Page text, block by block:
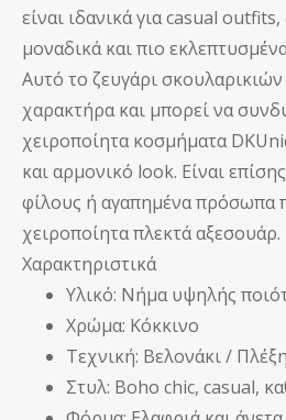
είναι ιδανικά για casual
μοναδικά και πιο
Αυτό το ζευγάρι
χαρακτήρα και μπορεί να
χειροποίητα κοσμήματα
και αρμονικό look. Είναι
φίλους ή αγαπημένα πρόσωπα
χειροποίητα πλεκτά αξεσουάρ.
Χαρακτηριστικά
Υλικό: Νήμα υψηλής
Χρώμα: Κόκκινο
Τεχνική: Βελονάκι /
Στυλ: Boho chic, casual,